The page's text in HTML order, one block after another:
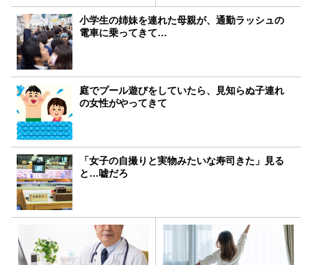
小学生の姉妹を連れた母親が、通勤ラッシュの
電車に乗ってきて…
庭でプール遊びをしていたら、見知らぬ子連れ
の女性がやってきて
「女子の自撮りと実物みたいな寿司きた」見る
と…嘘だろ